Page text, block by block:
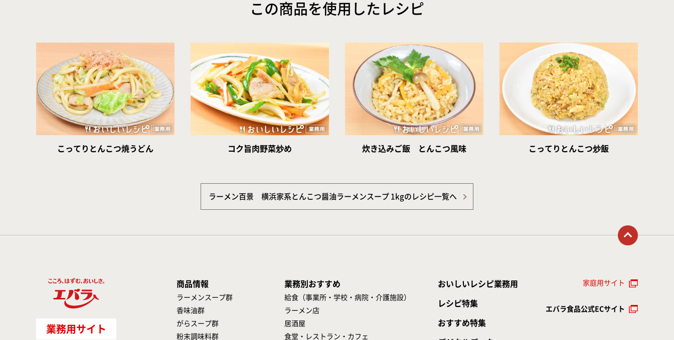
この商品を使用したレシピ
こってりとんこつ焼うどん コク旨肉野菜炒め 炊き込みご飯 とんこつ風味 こってりとんこつ炒飯
ラーメン百景 横浜家系とんこつ醤油ラーメンスープ 1kgのレシピ一覧へ
トップに戻る
業務用サイト
商品情報
ラーメンスープ群
香味油群
がらスープ群
粉末調味料群
業務別おすすめ
給食（事業所・学校・病院・介護施設）
ラーメン店
居酒屋
食堂・レストラン・カフェ
おいしいレシピ業務用
レシピ特集
おすすめ特集
家庭用サイト
エバラ食品公式ECサイト